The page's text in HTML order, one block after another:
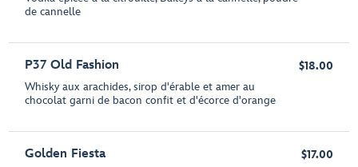
de cannelle
P37 Old Fashion
Whisky aux arachides, sirop d'érable et amer au
chocolat garni de bacon confit et d'écorce d'orange
$18.00
Golden Fiesta $17.00